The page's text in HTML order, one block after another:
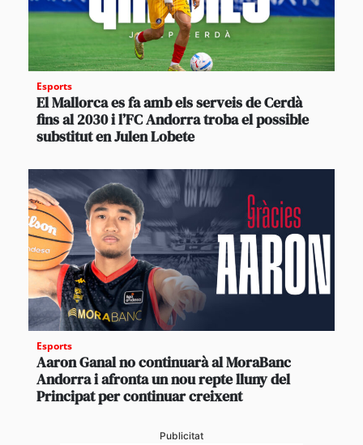
Esports
El Mallorca es fa amb els serveis de Cerdà
fins al 2030 i l’FC Andorra troba el possible
substitut en Julen Lobete
Esports
Aaron Ganal no continuarà al MoraBanc
Andorra i afronta un nou repte lluny del
Principat per continuar creixent
Publicitat